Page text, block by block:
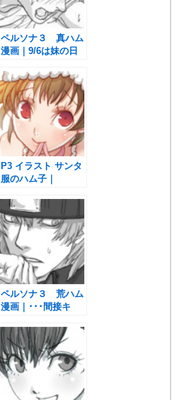
ペルソナ３ 真ハム
漫画｜9/6は妹の日
P3 イラスト サンタ
服のハム子｜
ペルソナ３ 荒ハム
漫画｜･･･間接キ